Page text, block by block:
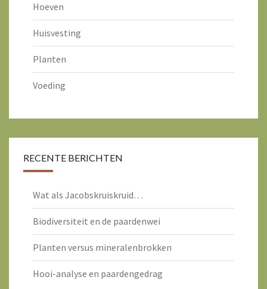
Hoeven
Huisvesting
Planten
Voeding
RECENTE BERICHTEN
Wat als Jacobskruiskruid…
Biodiversiteit en de paardenwei
Planten versus mineralenbrokken
Hooi-analyse en paardengedrag